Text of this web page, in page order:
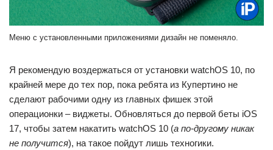
Меню с установленными приложениями дизайн не поменяло.
Я рекомендую воздержаться от установки watchOS 10, по
крайней мере до тех пор, пока ребята из Купертино не
сделают рабочими одну из главных фишек этой
операционки – виджеты. Обновляться до первой беты iOS
17, чтобы затем накатить watchOS 10 (а по-другому никак
не получится), на такое пойдут лишь техногики.